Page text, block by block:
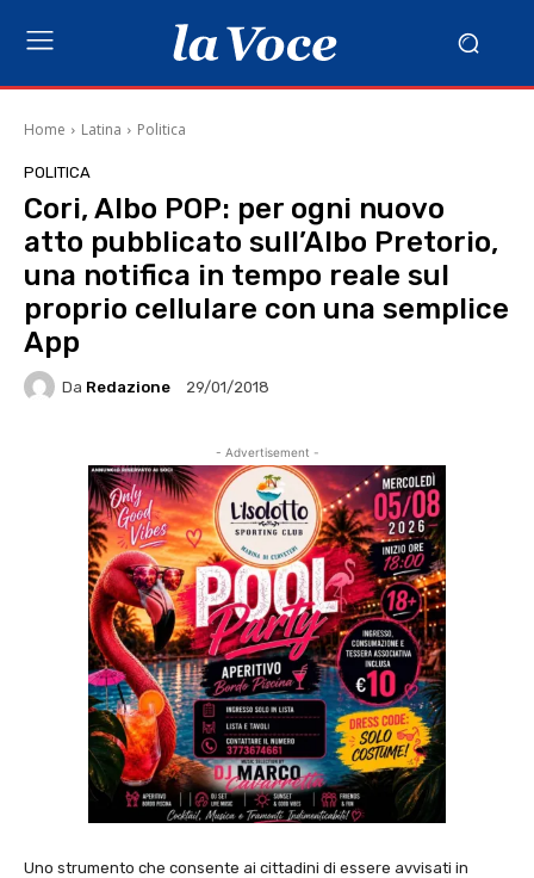
Home Latina Politica
POLITICA
Cori, Albo POP: per ogni nuovo
atto pubblicato sull’Albo Pretorio,
una notifica in tempo reale sul
proprio cellulare con una semplice
App
Da Redazione 29/01/2018
- Advertisement -
Uno strumento che consente ai cittadini di essere avvisati in